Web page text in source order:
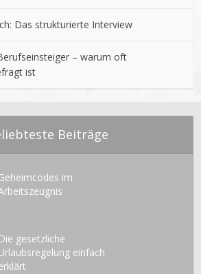
Das strukturierte Interview
– warum oft
ist
Beiträge
im
Die gesetzliche
einfach